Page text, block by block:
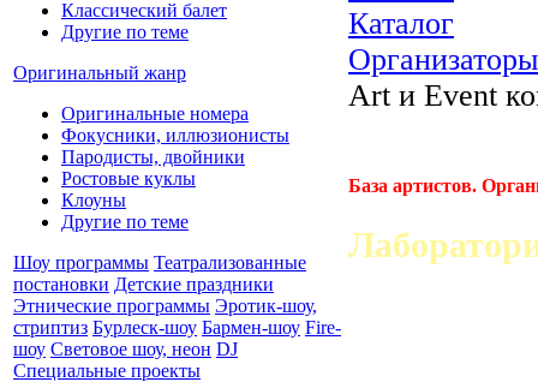
Классический балет
Другие по теме
Оригинальный жанр
Оригинальные номера
Фокусники, иллюзионисты
Пародисты, двойники
Ростовые куклы
Клоуны
Другие по теме
Шоу программы Театрализованные
постановки Детские праздники
Этнические программы Эротик-шоу,
стриптиз Бурлеск-шоу Бармен-шоу Fire-
шоу Световое шоу, неон DJ
Специальные проекты
Каталог
Организаторы
Art и Event
База артистов.